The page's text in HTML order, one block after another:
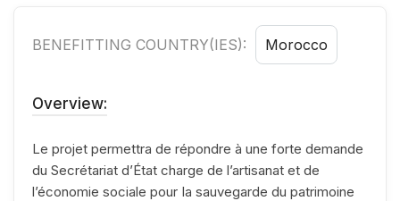
BENEFITTING COUNTRY(IES): Morocco
Overview:
Le projet permettra de répondre à une forte demande
du Secrétariat d’État charge de l’artisanat et de
l’économie sociale pour Ia sauvegarde du patrimoine